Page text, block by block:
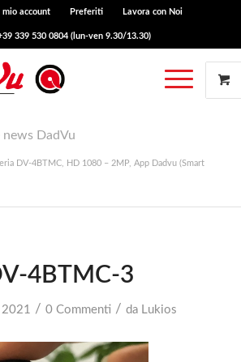
Il mio account Preferiti Lavora con Noi
339 530 0804 (lun-ven 9.30/13.30)
DadVu
DV-4BTMC, HD 1080 – 2MP, App Dadvu (Smart
4BTMC-3
2021 / 0 Commenti / da Lukios